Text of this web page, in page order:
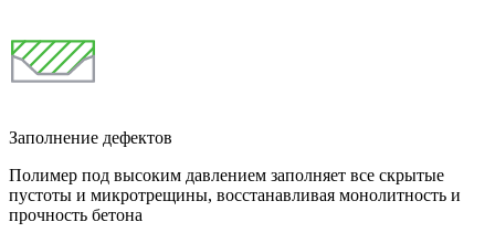
Заполнение дефектов
Полимер под высоким давлением заполняет все скрытые
пустоты и микротрещины, восстанавливая монолитность и
прочность бетона